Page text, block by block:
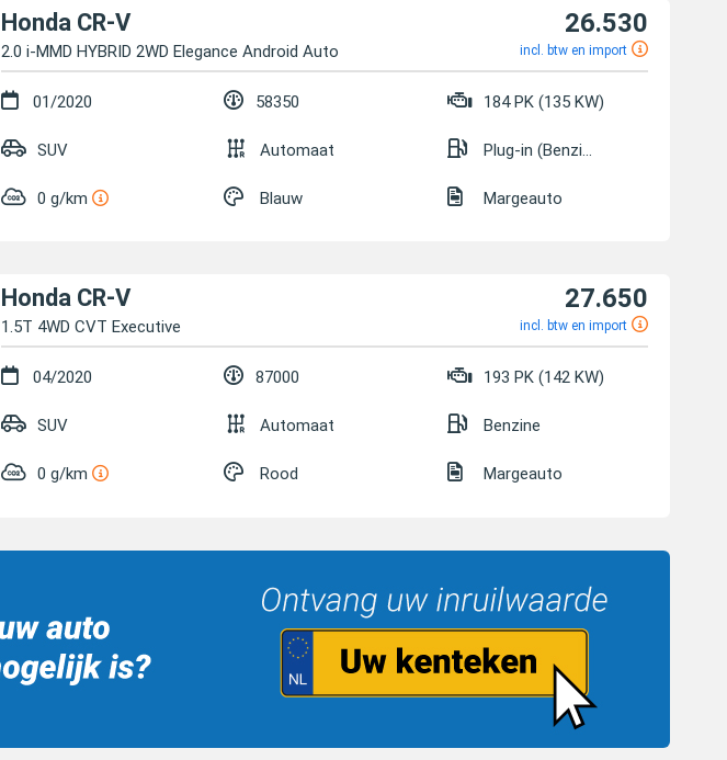
Honda CR-V
2.0 i-MMD HYBRID 2WD Elegance Android Auto
26.530
incl. btw en import
01/2020 58350 184 PK (135 KW)
SUV Automaat Plug-in (Benzine/Elektrisch)
0 g/km Blauw Margeauto
Honda CR-V
1.5T 4WD CVT Executive
27.650
incl. btw en import
04/2020 87000 193 PK (142 KW)
SUV Automaat Benzine
0 g/km Rood Margeauto